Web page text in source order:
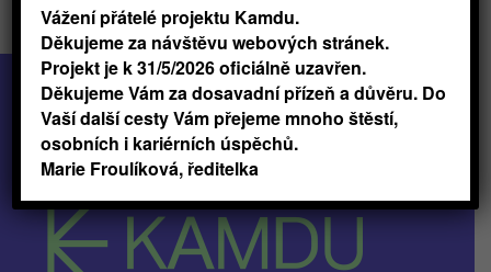
nezoufej, máme pro tebe lék. I tento podzim se pro
tebe totiž chystá nová dávka inspirace praxí v
KudyKampusu. A máme i...
Vážení přátelé projektu Kamdu.
Děkujeme za návštěvu webových stránek.
Projekt je k 31/5/2026 oficiálně uzavřen.
Děkujeme Vám za dosavadní přízeň a důvěru. Do
Vaší další cesty Vám přejeme mnoho štěstí,
osobních i kariérních úspěchů.
Marie Froulíková, ředitelka